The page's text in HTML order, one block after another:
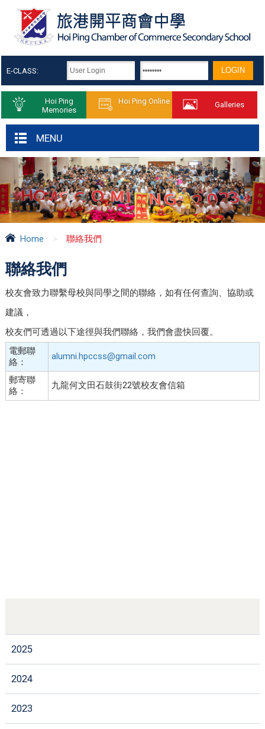
E-CLASS:
Hoi Ping
Memories
Hoi Ping Online Galleries
MENU
Home > 聯絡我們
聯絡我們
校友會致力聯繫母校與同學之間的聯絡，如有任何查詢、協助或
建議，
校友們可透過以下途徑與我們聯絡，我們會盡快回覆。
電郵聯
絡：
alumni.hpccss@gmail.com
郵寄聯
絡：
九龍何文田石鼓街22號校友會信箱
2025
2024
2023